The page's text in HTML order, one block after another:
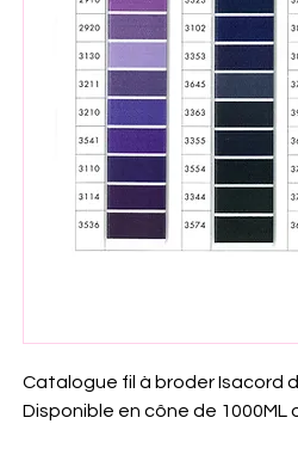
Catalogue fil à broder Isacord
Disponible en cône de 1000ML